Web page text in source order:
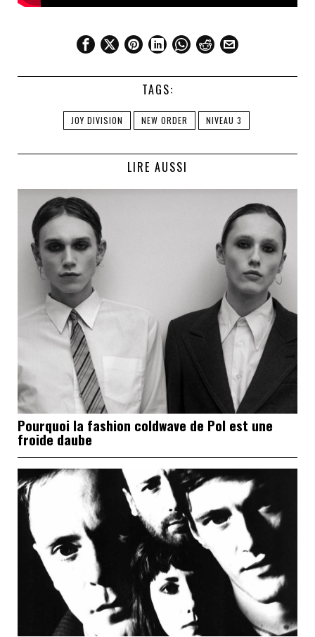
TAGS:
JOY DIVISION NEW ORDER NIVEAU 3
LIRE AUSSI
Pourquoi la fashion coldwave de Pol est une
froide daube